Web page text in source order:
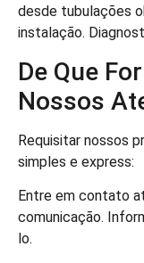
desde tubulações
instalação.
De Que
Nossos
Requisitar nossos
simples e express:
Entre em contato
comunicação.
lo.